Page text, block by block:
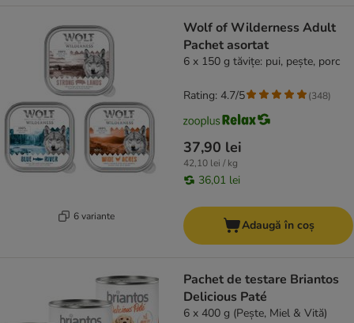
6 variante
Wolf of Wilderness Adult
Pachet asortat
6 x 150 g tăvițe: pui, pește, porc
37,90 lei
42,10 lei / kg
36,01 lei
Rating: 4.7/5 (348)
Adaugă în coș
Pachet de testare Briantos
Delicious Paté
6 x 400 g (Pește, Miel & Vită)